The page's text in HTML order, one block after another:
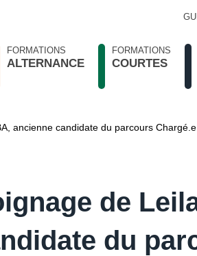
FORMATIONS
ALTERNANCE
FORMATIONS
COURTES
ancienne candidate du parcours
de
du